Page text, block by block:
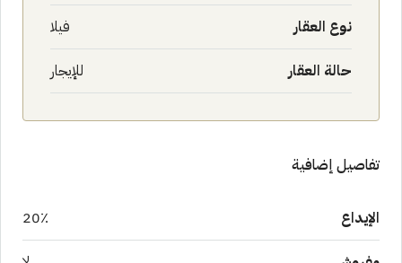
نوع العقار فيلا
حالة العقار للإيجار
تفاصيل إضافية
الإيداع 20٪